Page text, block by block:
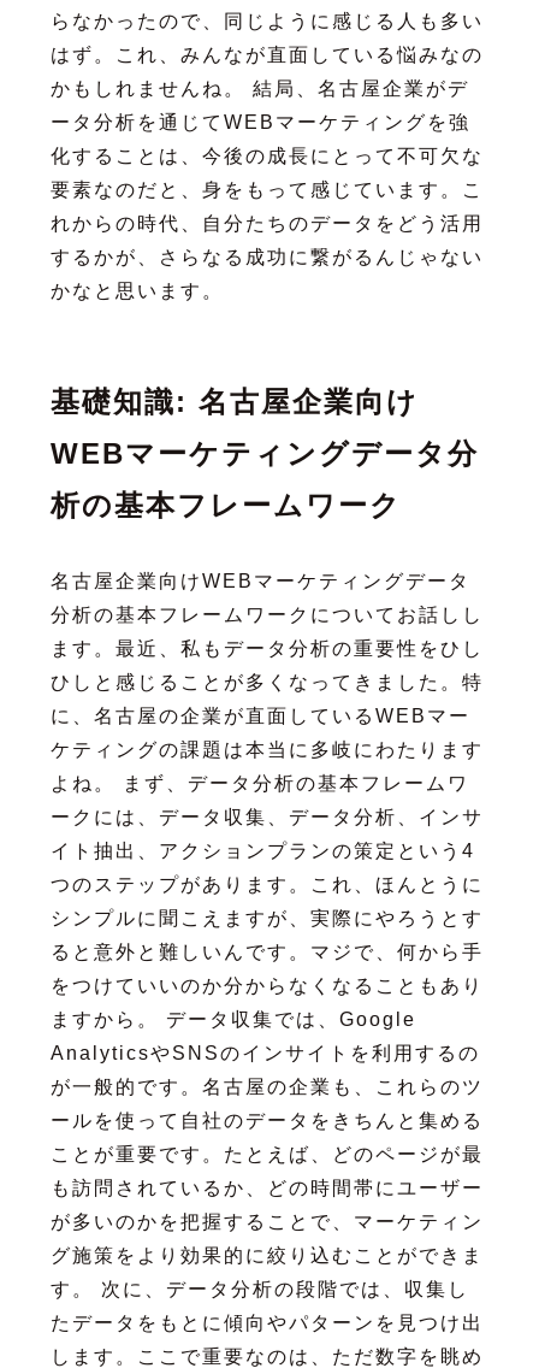
らなかったので、同じように感じる人も多い
はず。これ、みんなが直面している悩みなの
かもしれませんね。 結局、名古屋企業がデ
ータ分析を通じてWEBマーケティングを強
化することは、今後の成長にとって不可欠な
要素なのだと、身をもって感じています。こ
れからの時代、自分たちのデータをどう活用
するかが、さらなる成功に繋がるんじゃない
かなと思います。
基礎知識: 名古屋企業向け
WEBマーケティングデータ分
析の基本フレームワーク
名古屋企業向けWEBマーケティングデータ
分析の基本フレームワークについてお話しし
ます。最近、私もデータ分析の重要性をひし
ひしと感じることが多くなってきました。特
に、名古屋の企業が直面しているWEBマー
ケティングの課題は本当に多岐にわたります
よね。 まず、データ分析の基本フレームワ
ークには、データ収集、データ分析、インサ
イト抽出、アクションプランの策定という4
つのステップがあります。これ、ほんとうに
シンプルに聞こえますが、実際にやろうとす
ると意外と難しいんです。マジで、何から手
をつけていいのか分からなくなることもあり
ますから。 データ収集では、Google
AnalyticsやSNSのインサイトを利用するの
が一般的です。名古屋の企業も、これらのツ
ールを使って自社のデータをきちんと集める
ことが重要です。たとえば、どのページが最
も訪問されているか、どの時間帯にユーザー
が多いのかを把握することで、マーケティン
グ施策をより効果的に絞り込むことができま
す。 次に、データ分析の段階では、収集し
たデータをもとに傾向やパターンを見つけ出
します。ここで重要なのは、ただ数字を眺め